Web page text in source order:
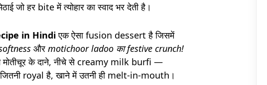
जो हर bite में त्योहार का स्वाद भर देती है।
in Hindiएक ऐसा fusion dessert है जिसमें
और motichoor ladoo का festive crunch!
मोतीचूर के दाने, नीचे से creamy milk burfi —
royal है, खाने में उतनी ही melt-in-mouth।